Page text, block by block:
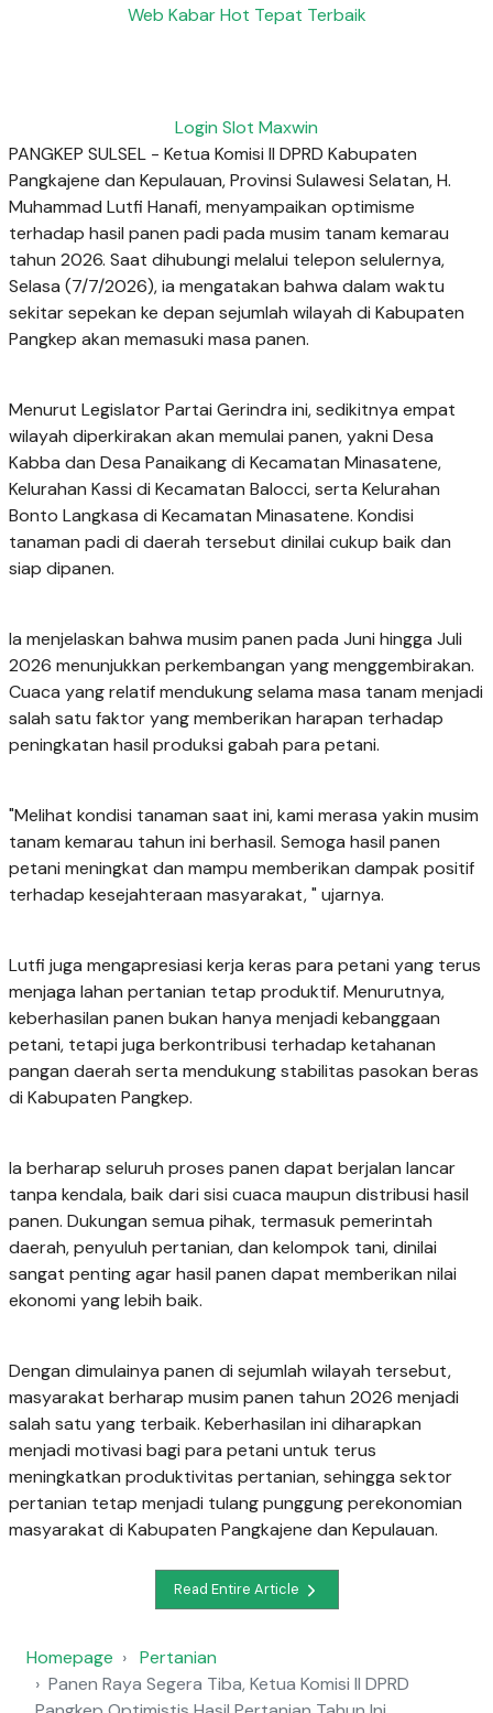
Web Kabar Hot Tepat Terbaik
Login Slot Maxwin
PANGKEP SULSEL - Ketua Komisi II DPRD Kabupaten
Pangkajene dan Kepulauan, Provinsi Sulawesi Selatan, H.
Muhammad Lutfi Hanafi, menyampaikan optimisme
terhadap hasil panen padi pada musim tanam kemarau
tahun 2026. Saat dihubungi melalui telepon selulernya,
Selasa (7/7/2026), ia mengatakan bahwa dalam waktu
sekitar sepekan ke depan sejumlah wilayah di Kabupaten
Pangkep akan memasuki masa panen.
Menurut Legislator Partai Gerindra ini, sedikitnya empat
wilayah diperkirakan akan memulai panen, yakni Desa
Kabba dan Desa Panaikang di Kecamatan Minasatene,
Kelurahan Kassi di Kecamatan Balocci, serta Kelurahan
Bonto Langkasa di Kecamatan Minasatene. Kondisi
tanaman padi di daerah tersebut dinilai cukup baik dan
siap dipanen.
Ia menjelaskan bahwa musim panen pada Juni hingga Juli
2026 menunjukkan perkembangan yang menggembirakan.
Cuaca yang relatif mendukung selama masa tanam menjadi
salah satu faktor yang memberikan harapan terhadap
peningkatan hasil produksi gabah para petani.
"Melihat kondisi tanaman saat ini, kami merasa yakin musim
tanam kemarau tahun ini berhasil. Semoga hasil panen
petani meningkat dan mampu memberikan dampak positif
terhadap kesejahteraan masyarakat, " ujarnya.
Lutfi juga mengapresiasi kerja keras para petani yang terus
menjaga lahan pertanian tetap produktif. Menurutnya,
keberhasilan panen bukan hanya menjadi kebanggaan
petani, tetapi juga berkontribusi terhadap ketahanan
pangan daerah serta mendukung stabilitas pasokan beras
di Kabupaten Pangkep.
Ia berharap seluruh proses panen dapat berjalan lancar
tanpa kendala, baik dari sisi cuaca maupun distribusi hasil
panen. Dukungan semua pihak, termasuk pemerintah
daerah, penyuluh pertanian, dan kelompok tani, dinilai
sangat penting agar hasil panen dapat memberikan nilai
ekonomi yang lebih baik.
Dengan dimulainya panen di sejumlah wilayah tersebut,
masyarakat berharap musim panen tahun 2026 menjadi
salah satu yang terbaik. Keberhasilan ini diharapkan
menjadi motivasi bagi para petani untuk terus
meningkatkan produktivitas pertanian, sehingga sektor
pertanian tetap menjadi tulang punggung perekonomian
masyarakat di Kabupaten Pangkajene dan Kepulauan.
Read Entire Article
Homepage
Pertanian
Panen Raya Segera Tiba, Ketua Komisi II DPRD